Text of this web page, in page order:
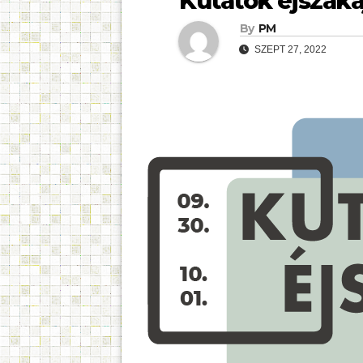
By PM
SZEPT 27, 2022